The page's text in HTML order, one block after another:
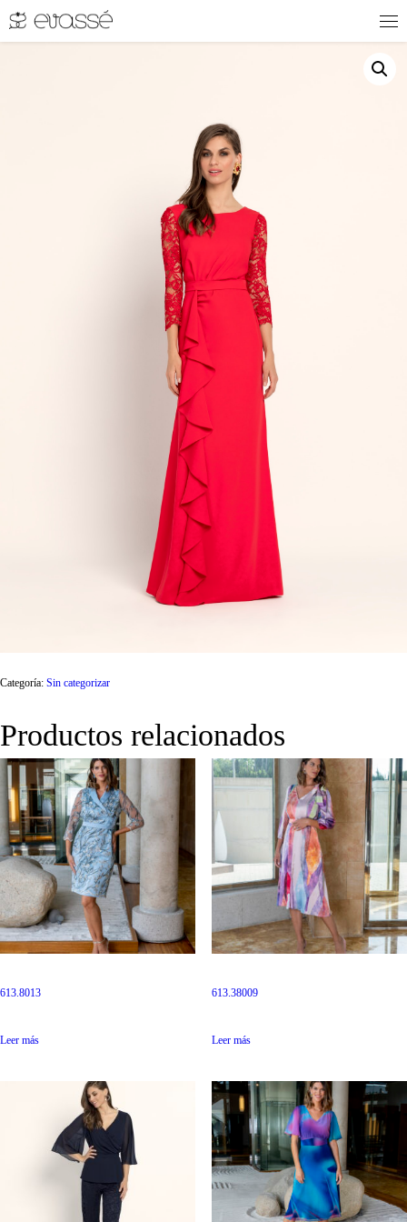
Categoría: Sin categorizar
Productos relacionados
613.8013
Leer más
613.38009
Leer más